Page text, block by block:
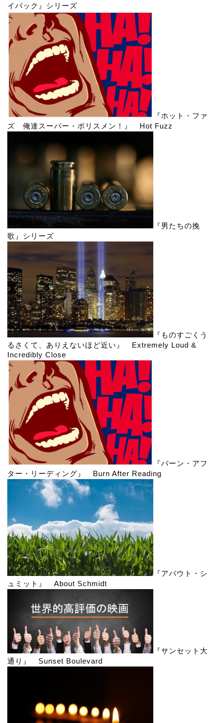
イバック』シリーズ
『ホット・ファ
ズ 俺達スーパー・ポリスメン！』 Hot Fuzz
『男たちの挽
歌』シリーズ
『ものすごくう
るさくて、ありえないほど近い』 Extremely Loud &
Incredibly Close
『バーン・アフ
ター・リーディング』 Burn After Reading
『アバウト・シ
ュミット』 About Schmidt
『サンセット大
通り』 Sunset Boulevard